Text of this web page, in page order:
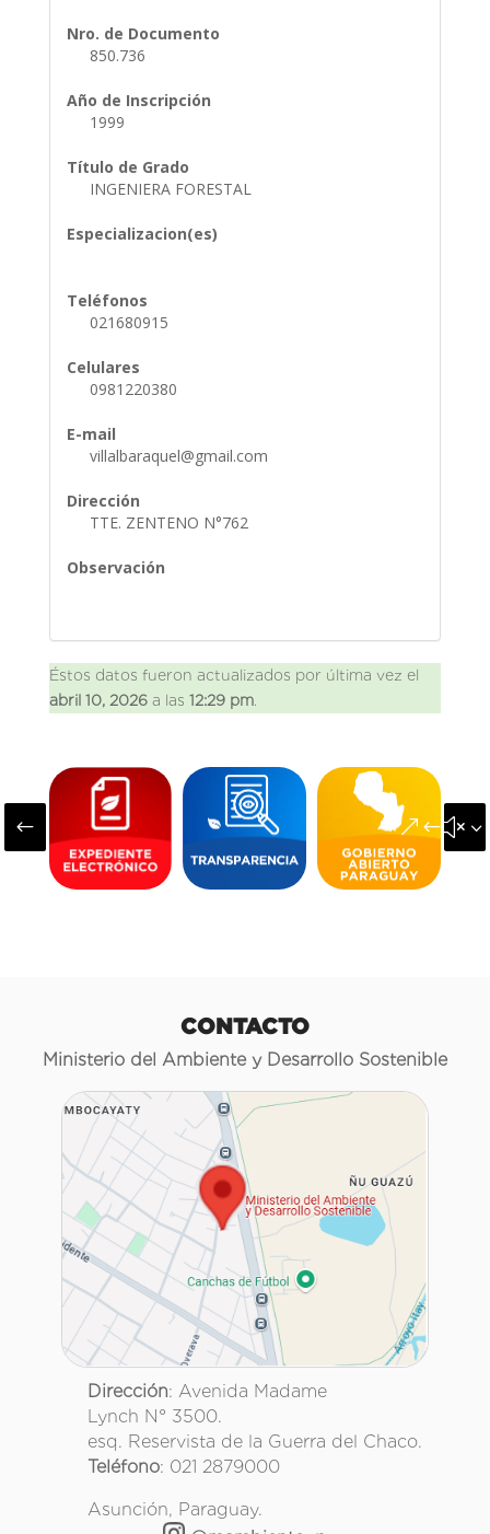
Nro. de Documento
850.736
Año de Inscripción
1999
Título de Grado
INGENIERA FORESTAL
Especializacion(es)
Teléfonos
021680915
Celulares
0981220380
E-mail
villalbaraquel@gmail.com
Dirección
TTE. ZENTENO N°762
Observación
Éstos datos fueron actualizados por última vez el
abril 10, 2026a las 12:29 pm.
#
CONTACTO
Ministerio del Ambiente y Desarrollo Sostenible
Dirección: Avenida Madame
Lynch N° 3500.
esq. Reservista de la Guerra del Chaco.
Teléfono: 021 2879000
Asunción, Paraguay.